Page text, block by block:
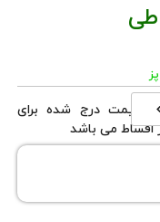
قیمت درج شده برای
اقساط می باشد